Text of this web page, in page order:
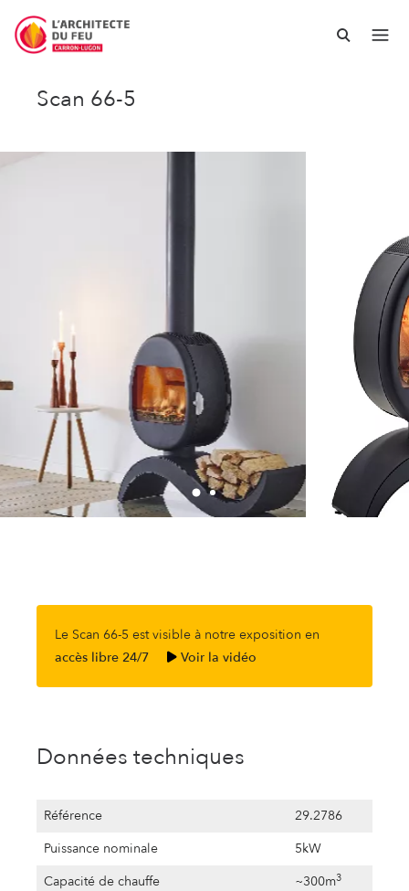
Scan 66-5
Le Scan 66-5 est visible à notre exposition en
accès libre 24/7
Voir la vidéo
Données techniques
Référence
29.2786
Puissance nominale
5kW
Capacité de chauffe
~300m3